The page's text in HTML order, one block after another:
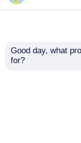
Good day, what
for?